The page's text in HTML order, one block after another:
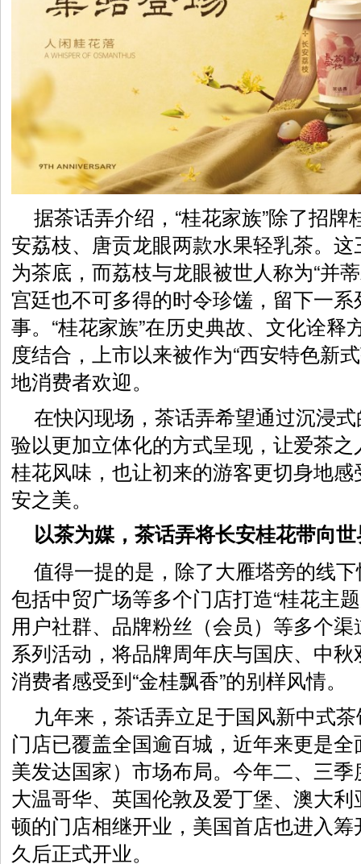
据茶话弄介绍，“桂花家族”除了招
安荔枝、唐贡龙眼两款水果轻乳茶。
为茶底，而荔枝与龙眼被世人称为“并
宫廷也不可多得的时令珍馐，留下一
事。“桂花家族”在历史典故、文化诠释
度结合，上市以来被作为“西安特色新
地消费者欢迎。
在快闪现场，茶话弄希望通过沉浸
验以更加立体化的方式呈现，让爱茶
桂花风味，也让初来的游客更切身地
安之美。
以茶为媒，茶话弄将长安桂花带向
值得一提的是，除了大雁塔旁的线
包括中贸广场等多个门店打造“桂花主
用户社群、品牌粉丝（会员）等多个
系列活动，将品牌周年庆与国庆、中
消费者感受到“金桂飘香”的别样风情。
九年来，茶话弄立足于国风新中式
门店已覆盖全国逾百城，近年来更是
美发达国家）市场布局。今年二、三
大温哥华、英国伦敦及爱丁堡、澳大
顿的门店相继开业，美国首店也进入
久后正式开业。